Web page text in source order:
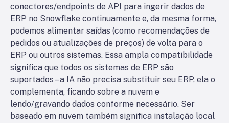
conectores/endpoints de API para ingerir dados de
ERP no Snowflake continuamente e, da mesma forma,
podemos alimentar saídas (como recomendações de
pedidos ou atualizações de preços) de volta para o
ERP ou outros sistemas. Essa ampla compatibilidade
significa que todos os sistemas de ERP são
suportados – a IA não precisa substituir seu ERP, ela o
complementa, ficando sobre a nuvem e
lendo/gravando dados conforme necessário. Ser
baseado em nuvem também significa instalação local